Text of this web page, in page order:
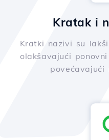
Kratak i
Kratki nazivi su
olakšavajući
povećavajući